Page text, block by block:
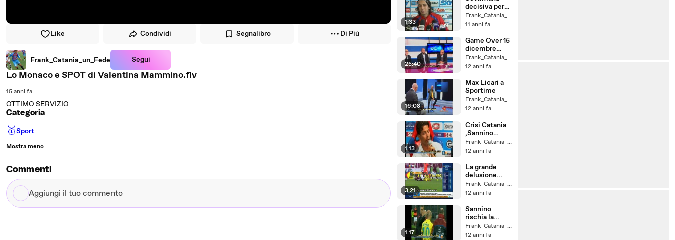
Like Condividi Segnalibro Di Più
Frank_Catania_un_Fede Segui
Lo Monaco e SPOT di Valentina Mammino.flv
15 anni fa
OTTIMO SERVIZIO
Categoria
🥇Sport
Mostra meno
Commenti
Aggiungi
il
1:33
decisiva per
alcune
trattative
Frank_Catania_un_Fede
11 anni fa
25:40
Game Over 15
dicembre
2014
Frank_Catania_un_Fede
12 anni fa
16:08
Max Licari a
Sportime
Frank_Catania_un_Fede
12 anni fa
1:13
Crisi Catania
,Sannino
Resta ?
Frank_Catania_un_Fede
12 anni fa
3:21
La grande
delusione
della serie B Frank_Catania_un_Fede
12 anni fa
1:17
Sannino
rischia la
panchina
Frank_Catania_un_Fede
12 anni fa